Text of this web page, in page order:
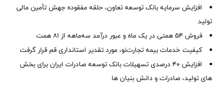
افزایش سرمایه بانک توسعه تعاون، حلقه مفقوده جهش تأمین مالی
تولید
فروش 54 همتی در یک ماه و عبور درآمد سه‌ماهه از 81 همت
کیفیت خدمات بیمه تجارت‌نو، مورد تقدیر استانداری قم قرار گرفت
افزایش 40 درصدی تسهیلات بانک توسعه صادرات ایران برای بخش
های تولید، صادرات و دانش بنیان ها